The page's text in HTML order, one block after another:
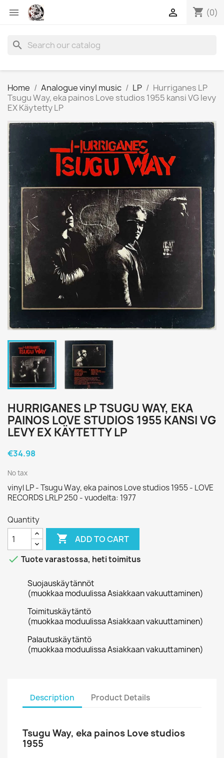
 shopping_cart (0)

search
Home Analogue vinyl music LP
Hurriganes LP
Tsugu Way, eka painos Love studios 1955 kansi VG levy
EX Käytetty LP
HURRIGANES LP TSUGU WAY, EKA
PAINOS LOVE STUDIOS 1955 KANSI VG
LEVY EX KÄYTETTY LP
€34.98
No tax
vinyl LP - Tsugu Way, eka painos Love studios 1955 - LOVE
RECORDS LRLP 250 - vuodelta: 1977
Quantity
 ADD TO CART
 Tuote varastossa, heti toimitus
Suojauskäytännöt
(muokkaa moduulissa Asiakkaan vakuuttaminen)
Toimituskäytäntö
(muokkaa moduulissa Asiakkaan vakuuttaminen)
Palautuskäytäntö
(muokkaa moduulissa Asiakkaan vakuuttaminen)
Description Product Details
Tsugu Way, eka painos Love studios
1955